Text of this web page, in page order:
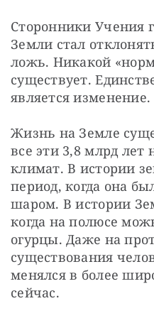
Сторонники Учения
Земли стал
ложь. Никакой
существует.
является изменение.
Жизнь на Земле
все эти 3,8 млрд лет
климат. В истории
период, когда она
шаром. В истории
когда на полюсе
огурцы. Даже на
существования
менялся в более
сейчас.